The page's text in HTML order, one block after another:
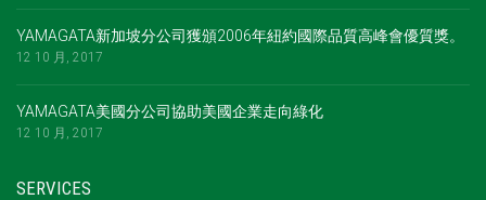
YAMAGATA新加坡分公司獲頒2006年紐約國際品質高峰會優質獎。
12 10 月, 2017
YAMAGATA美國分公司協助美國企業走向綠化
12 10 月, 2017
SERVICES